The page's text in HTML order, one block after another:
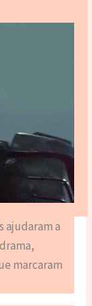
ajudaram a
marcaram